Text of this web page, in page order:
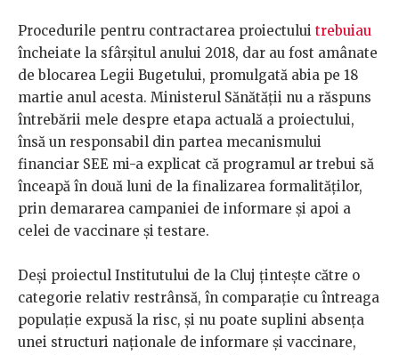
Procedurile pentru contractarea proiectului trebuiau
încheiate la sfârșitul anului 2018, dar au fost amânate
de blocarea Legii Bugetului, promulgată abia pe 18
martie anul acesta. Ministerul Sănătății nu a răspuns
întrebării mele despre etapa actuală a proiectului,
însă un responsabil din partea mecanismului
financiar SEE mi-a explicat că programul ar trebui să
înceapă în două luni de la finalizarea formalităților,
prin demararea campaniei de informare și apoi a
celei de vaccinare și testare.
Deși proiectul Institutului de la Cluj țintește către o
categorie relativ restrânsă, în comparație cu întreaga
populație expusă la risc, și nu poate suplini absența
unei structuri naționale de informare și vaccinare,